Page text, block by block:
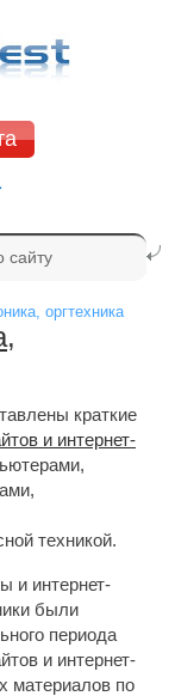
оргтехника
краткие
и интернет-
техникой.
и интернет-
были
периода
и интернет-
материалов по